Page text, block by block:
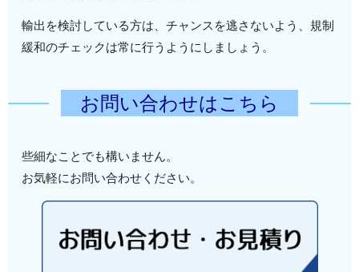
輸出を検討している方は、チャンスを逃さないよう、規制
緩和のチェックは常に行うようにしましょう。
お問い合わせはこちら
些細なことでも構いません。
お気軽にお問い合わせください。